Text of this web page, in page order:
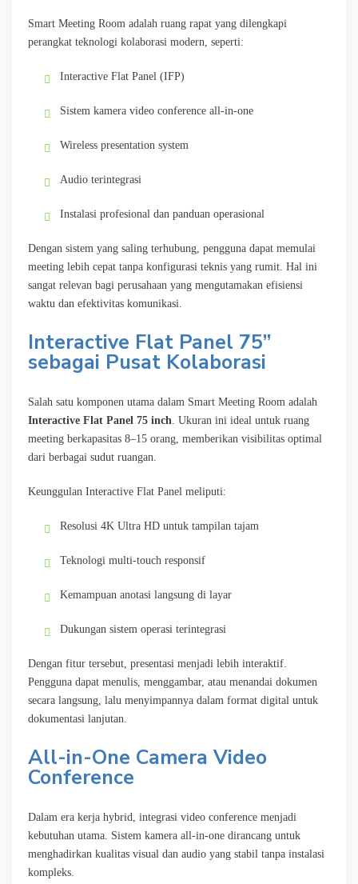
Smart Meeting Room adalah ruang rapat yang dilengkapi
perangkat teknologi kolaborasi modern, seperti:
Interactive Flat Panel (IFP)
Sistem kamera video conference all-in-one
Wireless presentation system
Audio terintegrasi
Instalasi profesional dan panduan operasional
Dengan sistem yang saling terhubung, pengguna dapat memulai
meeting lebih cepat tanpa konfigurasi teknis yang rumit. Hal ini
sangat relevan bagi perusahaan yang mengutamakan efisiensi
waktu dan efektivitas komunikasi.
Interactive Flat Panel 75”
sebagai Pusat Kolaborasi
Salah satu komponen utama dalam Smart Meeting Room adalah
Interactive Flat Panel 75 inch. Ukuran ini ideal untuk ruang
meeting berkapasitas 8–15 orang, memberikan visibilitas optimal
dari berbagai sudut ruangan.
Keunggulan Interactive Flat Panel meliputi:
Resolusi 4K Ultra HD untuk tampilan tajam
Teknologi multi-touch responsif
Kemampuan anotasi langsung di layar
Dukungan sistem operasi terintegrasi
Dengan fitur tersebut, presentasi menjadi lebih interaktif.
Pengguna dapat menulis, menggambar, atau menandai dokumen
secara langsung, lalu menyimpannya dalam format digital untuk
dokumentasi lanjutan.
All-in-One Camera Video
Conference
Dalam era kerja hybrid, integrasi video conference menjadi
kebutuhan utama. Sistem kamera all-in-one dirancang untuk
menghadirkan kualitas visual dan audio yang stabil tanpa instalasi
kompleks.